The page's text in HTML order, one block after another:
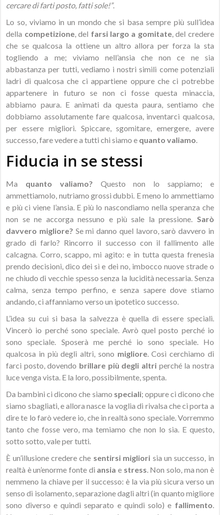
cercare di farti posto, fatti sole!”.
Lo so, viviamo in un mondo che si basa sempre più sull’idea
della competizione, del farsi largo a gomitate, del credere
che se qualcosa la ottiene un altro allora per forza la sta
togliendo a me; viviamo nell’ansia che non ce ne sia
abbastanza per tutti, vediamo i nostri simili come potenziali
ladri di qualcosa che ci appartiene oppure che ci potrebbe
appartenere in futuro se non ci fosse questa minaccia,
abbiamo paura. E animati da questa paura, sentiamo che
dobbiamo assolutamente fare qualcosa, inventarci qualcosa,
per essere migliori. Spiccare, sgomitare, emergere, avere
successo, fare vedere a tutti chi siamo e quanto valiamo.
Fiducia in se stessi
Ma quanto valiamo? Questo non lo sappiamo; e
ammettiamolo, nutriamo grossi dubbi. E meno lo ammettiamo
e più ci viene l’ansia. E più lo nascondiamo nella speranza che
non se ne accorga nessuno e più sale la pressione. Sarò
davvero migliore? Se mi danno quel lavoro, sarò davvero in
grado di farlo? Rincorro il successo con il fallimento alle
calcagna. Corro, scappo, mi agito: e in tutta questa frenesia
prendo decisioni, dico dei sì e dei no, imbocco nuove strade o
ne chiudo di vecchie spesso senza la lucidità necessaria. Senza
calma, senza tempo perfino, e senza sapere dove stiamo
andando, ci affanniamo verso un ipotetico successo.
L’idea su cui si basa la salvezza è quella di essere speciali.
Vincerò io perché sono speciale. Avrò quel posto perché io
sono speciale. Sposerà me perché io sono speciale. Ho
qualcosa in più degli altri, sono migliore. Così cerchiamo di
farci posto, dovendo brillare più degli altriperché la nostra
luce venga vista. E la loro, possibilmente, spenta.
Da bambini ci dicono che siamo speciali; oppure ci dicono che
siamo sbagliati, e allora nasce la voglia di rivalsa che ci porta a
dire te lo farò vedere io, che in realtà sono speciale. Vorremmo
tanto che fosse vero, ma temiamo che non lo sia. E questo,
sotto sotto, vale per tutti.
È un’illusione credere che sentirsi migliori sia un successo, in
realtà è un’enorme fonte di ansia e stress. Non solo, ma non è
nemmeno la chiave per il successo: è la via più sicura verso un
senso di isolamento, separazione dagli altri (in quanto migliore
sono diverso e quindi separato e quindi solo) e fallimento.